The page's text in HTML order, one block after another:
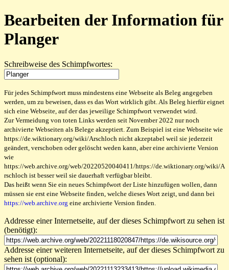
Bearbeiten der Information für
Planger
Schreibweise des Schimpfwortes:
Für jedes Schimpfwort muss mindestens eine Webseite als Beleg angegeben
werden, um zu beweisen, dass es das Wort wirklich gibt. Als Beleg hierfür eignet
sich eine Webseite, auf der das jeweilige Schimpfwort verwendet wird.
Zur Vermeidung von toten Links werden seit November 2022 nur noch
archivierte Webseiten als Belege akzeptiert. Zum Beispiel ist eine Webseite wie
https://de.wiktionary.org/wiki/Arschloch nicht akzeptabel weil sie jederzeit
geändert, verschoben oder gelöscht weden kann, aber eine archivierte Version
wie
https://web.archive.org/web/20220520040411/https://de.wiktionary.org/wiki/A
rschloch ist besser weil sie dauerhaft verfügbar bleibt.
Das heißt wenn Sie ein neues Schimpfwort der Liste hinzufügen wollen, dann
müssen sie erst eine Webseite finden, welche dieses Wort zeigt, und dann bei
https://web.archive.org eine archivierte Version finden.
Addresse einer Internetseite, auf der dieses Schimpfwort zu sehen ist
(benötigt):
Addresse einer weiteren Internetseite, auf der dieses Schimpfwort zu
sehen ist (optional):